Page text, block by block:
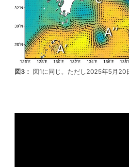
図3： 図1に同じ。ただし2025年5月20